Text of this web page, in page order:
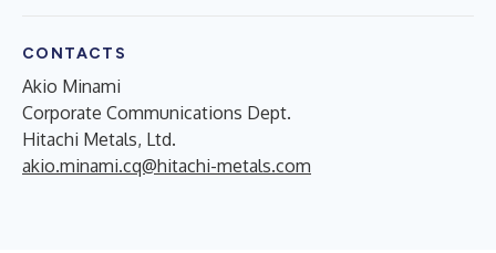
CONTACTS
Akio Minami
Corporate Communications Dept.
Hitachi Metals, Ltd.
akio.minami.cq@hitachi-metals.com